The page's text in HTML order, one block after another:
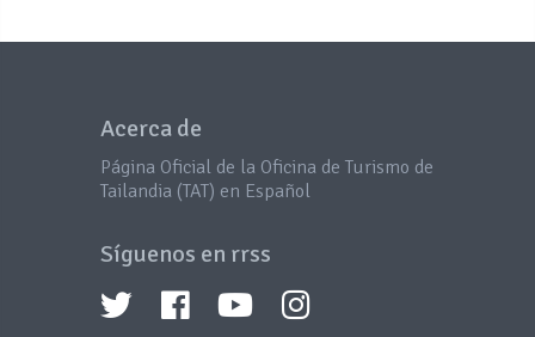
Acerca de
Página Oficial de la Oficina de Turismo de
Tailandia (TAT) en Español
Síguenos en rrss